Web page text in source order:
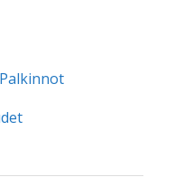
Palkinnot